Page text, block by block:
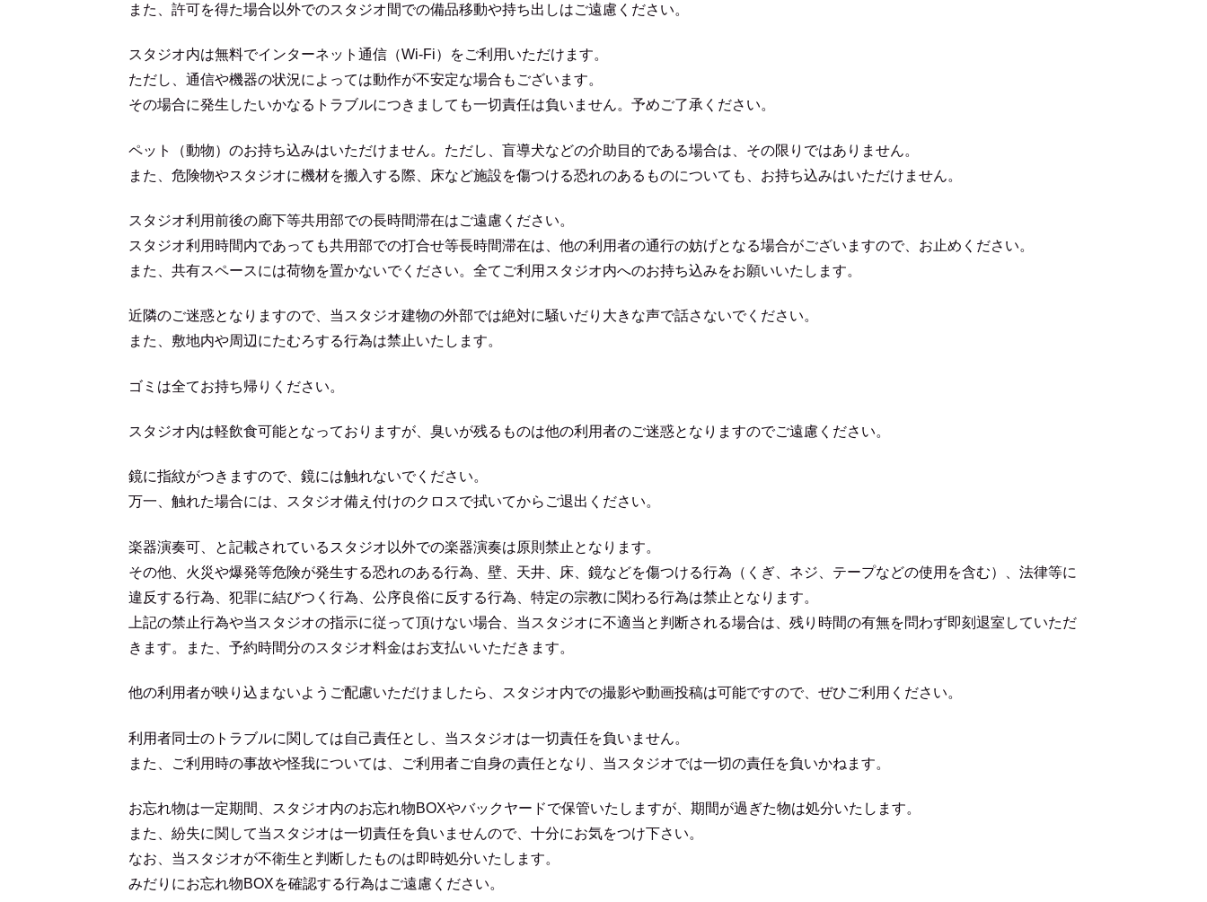
また、許可を得た場合以外でのスタジオ間での備品移動や持ち出しはご遠慮ください。
スタジオ内は無料でインターネット通信（Wi-Fi）をご利用いただけます。
ただし、通信や機器の状況によっては動作が不安定な場合もございます。
その場合に発生したいかなるトラブルにつきましても一切責任は負いません。予めご了承ください。
ペット（動物）のお持ち込みはいただけません。ただし、盲導犬などの介助目的である場合は、その限りではありません。
また、危険物やスタジオに機材を搬入する際、床など施設を傷つける恐れのあるものについても、お持ち込みはいただけません。
スタジオ利用前後の廊下等共用部での長時間滞在はご遠慮ください。
スタジオ利用時間内であっても共用部での打合せ等長時間滞在は、他の利用者の通行の妨げとなる場合がございますので、お止めください。
また、共有スペースには荷物を置かないでください。全てご利用スタジオ内へのお持ち込みをお願いいたします。
近隣のご迷惑となりますので、当スタジオ建物の外部では絶対に騒いだり大きな声で話さないでください。
また、敷地内や周辺にたむろする行為は禁止いたします。
ゴミは全てお持ち帰りください。
スタジオ内は軽飲食可能となっておりますが、臭いが残るものは他の利用者のご迷惑となりますのでご遠慮ください。
鏡に指紋がつきますので、鏡には触れないでください。
万一、触れた場合には、スタジオ備え付けのクロスで拭いてからご退出ください。
楽器演奏可、と記載されているスタジオ以外での楽器演奏は原則禁止となります。
その他、火災や爆発等危険が発生する恐れのある行為、壁、天井、床、鏡などを傷つける行為（くぎ、ネジ、テープなどの使用を含む）、法律等に
違反する行為、犯罪に結びつく行為、公序良俗に反する行為、特定の宗教に関わる行為は禁止となります。
上記の禁止行為や当スタジオの指示に従って頂けない場合、当スタジオに不適当と判断される場合は、残り時間の有無を問わず即刻退室していただ
きます。また、予約時間分のスタジオ料金はお支払いいただきます。
他の利用者が映り込まないようご配慮いただけましたら、スタジオ内での撮影や動画投稿は可能ですので、ぜひご利用ください。
利用者同士のトラブルに関しては自己責任とし、当スタジオは一切責任を負いません。
また、ご利用時の事故や怪我については、ご利用者ご自身の責任となり、当スタジオでは一切の責任を負いかねます。
お忘れ物は一定期間、スタジオ内のお忘れ物BOXやバックヤードで保管いたしますが、期間が過ぎた物は処分いたします。
また、紛失に関して当スタジオは一切責任を負いませんので、十分にお気をつけ下さい。
なお、当スタジオが不衛生と判断したものは即時処分いたします。
みだりにお忘れ物BOXを確認する行為はご遠慮ください。